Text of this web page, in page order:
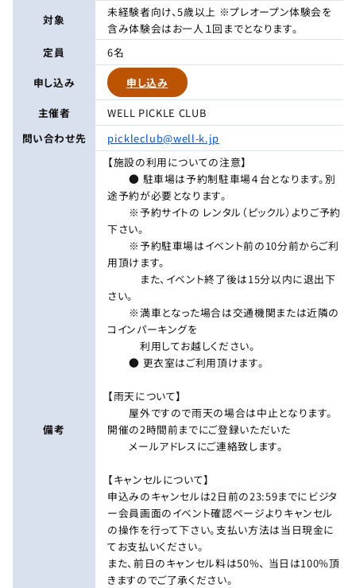
対象
未経験者向け、5歳以上 ※プレオープン体験会を
含み体験会はお一人１回までとなります。
定員
6名
申し込み
申し込み
主催者
WELL PICKLE CLUB
問い合わせ先
pickleclub@well-k.jp
備考
【施設の利用についての注意】
● 駐車場は予約制駐車場４台となります。別
途予約が必要となります。
※予約サイトの レンタル（ピックル）よりご予約
下さい。
※予約駐車場はイベント前の10分前からご利
用頂けます。
また、イベント終了後は15分以内に退出下
さい。
※満車となった場合は交通機関または近隣の
コインパーキングを
利用してお越しください。
● 更衣室はご利用頂けます。
【雨天について】
屋外ですので雨天の場合は中止となります。
開催の2時間前までにご登録いただいた
メールアドレスにご連絡致します。
【キャンセルについて】
申込みのキャンセルは2日前の23:59までにビジタ
ー会員画面のイベント確認ページよりキャンセル
の操作を行って下さい。支払い方法は当日現金に
てお支払いください。
また、前日のキャンセル料は50%、 当日は100%頂
きますのでご了承ください。